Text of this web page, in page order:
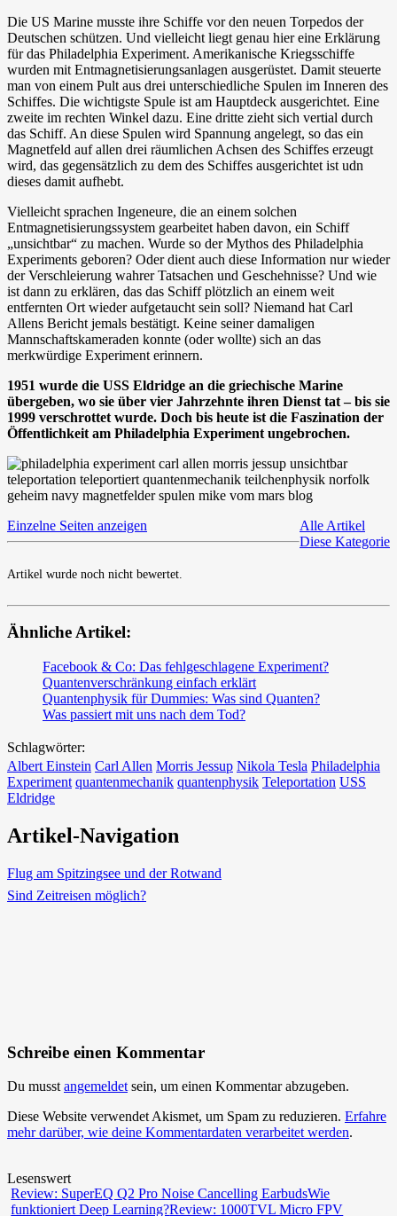
Die US Marine musste ihre Schiffe vor den neuen Torpedos der
Deutschen schützen. Und vielleicht liegt genau hier eine Erklärung
für das Philadelphia Experiment. Amerikanische Kriegsschiffe
wurden mit Entmagnetisierungsanlagen ausgerüstet. Damit steuerte
man von einem Pult aus drei unterschiedliche Spulen im Inneren des
Schiffes. Die wichtigste Spule ist am Hauptdeck ausgerichtet. Eine
zweite im rechten Winkel dazu. Eine dritte zieht sich vertial durch
das Schiff. An diese Spulen wird Spannung angelegt, so das ein
Magnetfeld auf allen drei räumlichen Achsen des Schiffes erzeugt
wird, das gegensätzlich zu dem des Schiffes ausgerichtet ist udn
dieses damit aufhebt.
Vielleicht sprachen Ingeneure, die an einem solchen
Entmagnetisierungssystem gearbeitet haben davon, ein Schiff
„unsichtbar“ zu machen. Wurde so der Mythos des Philadelphia
Experiments geboren? Oder dient auch diese Information nur wieder
der Verschleierung wahrer Tatsachen und Geschehnisse? Und wie
ist dann zu erklären, das das Schiff plötzlich an einem weit
entfernten Ort wieder aufgetaucht sein soll? Niemand hat Carl
Allens Bericht jemals bestätigt. Keine seiner damaligen
Mannschaftskameraden konnte (oder wollte) sich an das
merkwürdige Experiment erinnern.
1951 wurde die USS Eldridge an die griechische Marine
übergeben, wo sie über vier Jahrzehnte ihren Dienst tat – bis sie
1999 verschrottet wurde. Doch bis heute ist die Faszination der
Öffentlichkeit am Philadelphia Experiment ungebrochen.
Einzelne Seiten anzeigen
Alle Artikel
Diese Kategorie
Artikel wurde noch nicht bewertet.
Ähnliche Artikel:
Facebook & Co: Das fehlgeschlagene Experiment?
Quantenverschränkung einfach erklärt
Quantenphysik für Dummies: Was sind Quanten?
Was passiert mit uns nach dem Tod?
Schlagwörter:
Albert Einstein Carl Allen Morris Jessup Nikola Tesla Philadelphia
Experiment quantenmechanik quantenphysik Teleportation USS
Eldridge
Artikel-Navigation
Flug am Spitzingsee und der Rotwand
Sind Zeitreisen möglich?
Schreibe einen Kommentar
Du musst angemeldet sein, um einen Kommentar abzugeben.
Diese Website verwendet Akismet, um Spam zu reduzieren. Erfahre
mehr darüber, wie deine Kommentardaten verarbeitet werden.
Lesenswert
Review: SuperEQ Q2 Pro Noise Cancelling EarbudsWie
funktioniert Deep Learning?Review: 1000TVL Micro FPV